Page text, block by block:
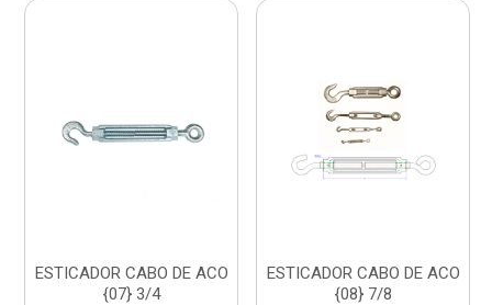
ESTICADOR CABO DE ACO
{07} 3/4
ESTICADOR CABO DE ACO
{08} 7/8